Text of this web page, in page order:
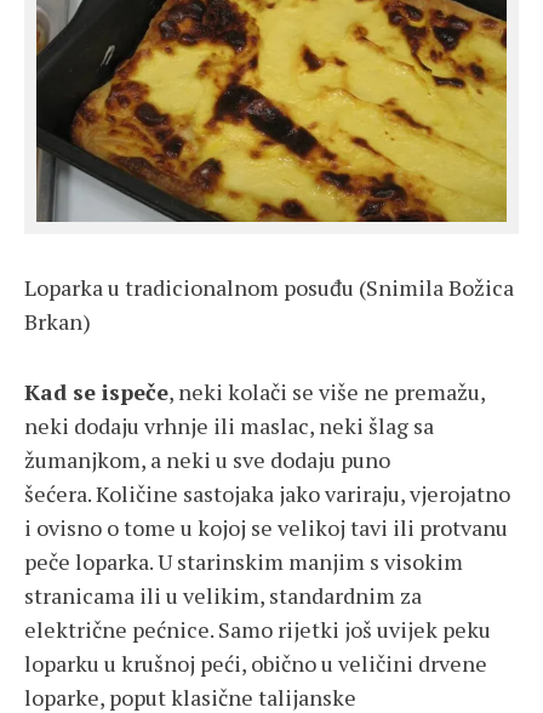
Loparka u tradicionalnom posuđu (Snimila Božica
Brkan)
Kad se ispeče, neki kolači se više ne premažu,
neki dodaju vrhnje ili maslac, neki šlag sa
žumanjkom, a neki u sve dodaju puno
šećera. Količine sastojaka jako variraju, vjerojatno
i ovisno o tome u kojoj se velikoj tavi ili protvanu
peče loparka. U starinskim manjim s visokim
stranicama ili u velikim, standardnim za
električne pećnice. Samo rijetki još uvijek peku
loparku u krušnoj peći, obično u veličini drvene
loparke, poput klasične talijanske